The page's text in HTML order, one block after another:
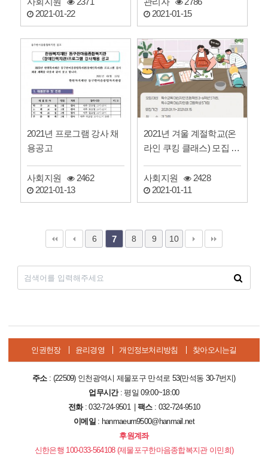
사회지원
2371
2021-01-22
관리자
2786
2021-01-15
2021년 프로그램 강사 채
용공고
사회지원
2462
2021-01-13
2021년 겨울 계절학교(온
라인 쿠킹 클래스) 모집 안
사회지원
2428
2021-01-11
6 7 8 9 10
인권헌장 윤리경영 개인정보처리방침 찾아오시는길
주소: (22509) 인천광역시 제물포구 만석로 53(만석동 30-7번지)
업무시간: 평일 09:00~18:00
전화: 032-724-9501 |팩스: 032-724-9510
이메일: hanmaeum9500@hanmail.net
후원계좌
신한은행 100-033-564108 (제물포구한마음종합복지관 이민희)